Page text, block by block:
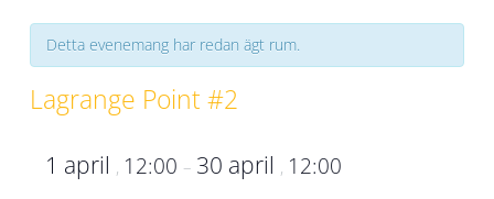
Detta evenemang har redan ägt rum.
Lagrange Point #2
1 april , 12:00 – 30 april , 12:00